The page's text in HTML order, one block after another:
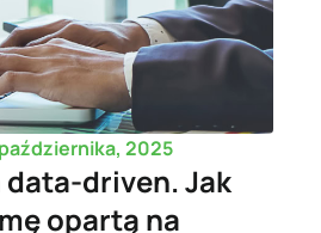
2025
driven. Jak
opartą na